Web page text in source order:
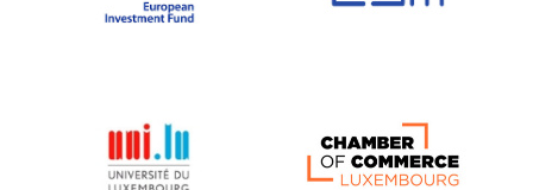
Lars Heikensten
Lucas Papademos
Máire Geoghegan-Quinn